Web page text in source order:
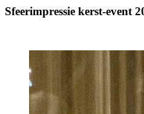
Sfeerimpressie kerst-event